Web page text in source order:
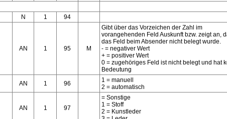
N 1 94
AN 1 95 M
Gibt über das Vorzeichen der Zahl im
vorangehenden Feld Auskunft bzw. zeigt an,
das Feld beim Absender nicht belegt wurde.
- = negativer Wert
+ = positiver Wert
0 = zugehöriges Feld ist nicht belegt und hat
Bedeutung
AN 1 96
1 = manuell
2 = automatisch
AN 1 97
= Sonstige
1 = Stoff
2 = Kunstleder